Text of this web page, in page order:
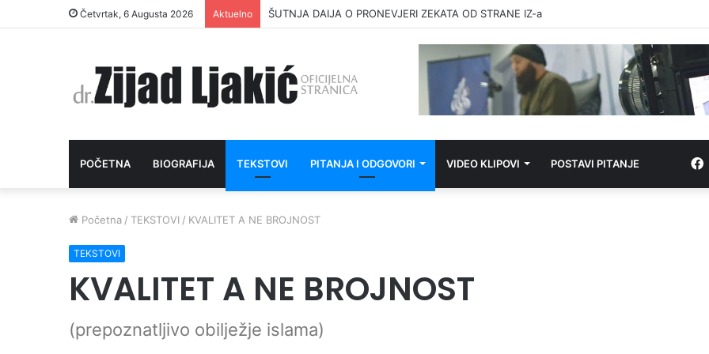
Četvrtak, 6 Augusta 2026 Aktuelno ŠUTNJA DAIJA O PRONEVJERI ZEKATA OD STRANE IZ-a
POČETNA BIOGRAFIJA TEKSTOVI PITANJA I ODGOVORI VIDEO KLIPOVI POSTAVI PITANJE
Početna / TEKSTOVI / KVALITET A NE BROJNOST
TEKSTOVI
KVALITET A NE BROJNOST
(prepoznatljivo obilježje islama)